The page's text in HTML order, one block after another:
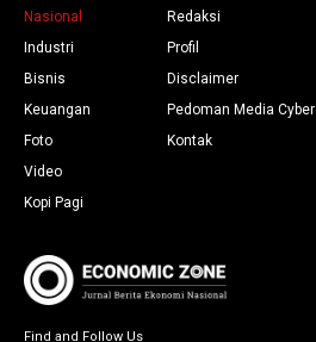
Nasional
Industri
Bisnis
Keuangan
Foto
Video
Kopi Pagi
Redaksi
Profil
Disclaimer
Pedoman Media Cyber
Kontak
Find and Follow Us